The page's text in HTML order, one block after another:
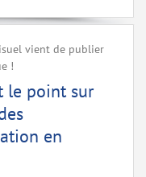
vient de publier
!
le point sur
en